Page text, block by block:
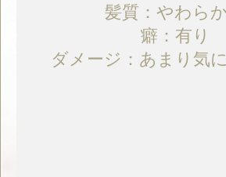
髪質：やわら
癖：有り
ダメージ：あまり気